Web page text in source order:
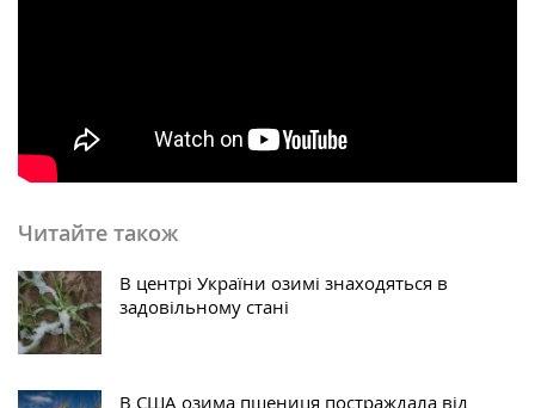
Читайте також
В центрі України озимі знаходяться в
задовільному стані
В США озима пшениця постраждала від